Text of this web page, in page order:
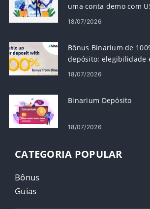
uma conta demo com
18/07/2026
Bônus Binarium de
depósito: elegibilidade
negócios
18/07/2026
Binarium Depósito
18/07/2026
CATEGORIA POPULAR
Bônus
Guias